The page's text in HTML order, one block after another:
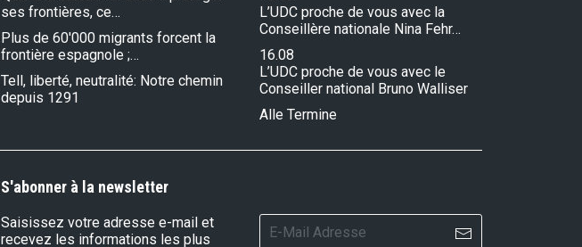
ses frontières, ce…
Plus de 60'000 migrants forcent la
frontière espagnole ;…
Tell, liberté, neutralité: Notre chemin
depuis 1291
L’UDC proche de vous avec la
Conseillère nationale Nina Fehr…
16.08
L’UDC proche de vous avec le
Conseiller national Bruno Walliser
Alle Termine
S'abonner à la newsletter
Saisissez votre adresse e-mail et
recevez les informations les plus